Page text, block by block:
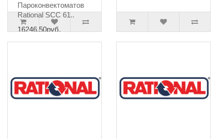
Пароконвектоматов
Rational SCC 61..
16246.50руб.